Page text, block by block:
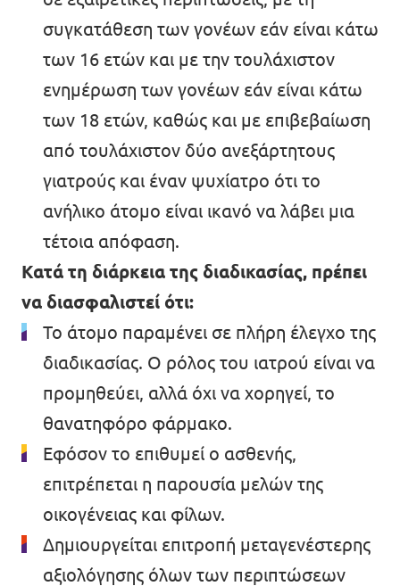
συγκατάθεση των γονέων εάν είναι κάτω
των 16 ετών και με την τουλάχιστον
ενημέρωση των γονέων εάν είναι κάτω
των 18 ετών, καθώς και με επιβεβαίωση
από τουλάχιστον δύο ανεξάρτητους
γιατρούς και έναν ψυχίατρο ότι το
ανήλικο άτομο είναι ικανό να λάβει μια
τέτοια απόφαση.
Κατά τη διάρκεια της διαδικασίας, πρέπει
να διασφαλιστεί ότι:
Το άτομο παραμένει σε πλήρη έλεγχο της
διαδικασίας. Ο ρόλος του ιατρού είναι να
προμηθεύει, αλλά όχι να χορηγεί, το
θανατηφόρο φάρμακο.
Εφόσον το επιθυμεί ο ασθενής,
επιτρέπεται η παρουσία μελών της
οικογένειας και φίλων.
Δημιουργείται επιτροπή μεταγενέστερης
αξιολόγησης όλων των περιπτώσεων